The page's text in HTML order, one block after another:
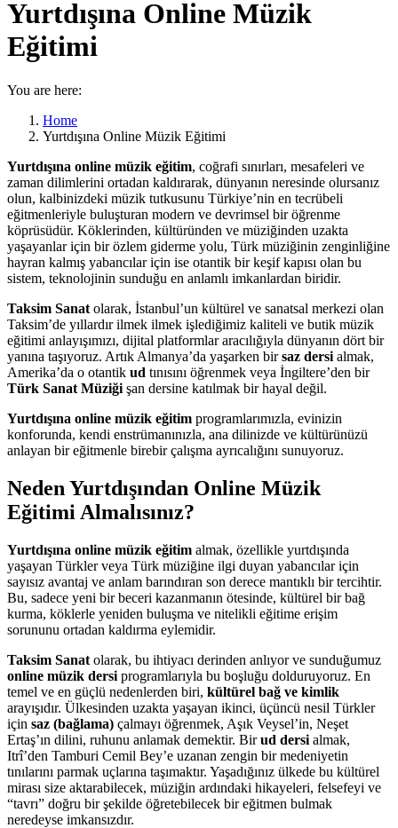
Yurtdışına Online Müzik
Eğitimi
You are here:
Home
Yurtdışına Online Müzik Eğitimi
Yurtdışına online müzik eğitim, coğrafi sınırları, mesafeleri ve
zaman dilimlerini ortadan kaldırarak, dünyanın neresinde olursanız
olun, kalbinizdeki müzik tutkusunu Türkiye’nin en tecrübeli
eğitmenleriyle buluşturan modern ve devrimsel bir öğrenme
köprüsüdür. Köklerinden, kültüründen ve müziğinden uzakta
yaşayanlar için bir özlem giderme yolu, Türk müziğinin zenginliğine
hayran kalmış yabancılar için ise otantik bir keşif kapısı olan bu
sistem, teknolojinin sunduğu en anlamlı imkanlardan biridir.
Taksim Sanat olarak, İstanbul’un kültürel ve sanatsal merkezi olan
Taksim’de yıllardır ilmek ilmek işlediğimiz kaliteli ve butik müzik
eğitimi anlayışımızı, dijital platformlar aracılığıyla dünyanın dört bir
yanına taşıyoruz. Artık Almanya’da yaşarken birsaz dersi almak,
Amerika’da o otantik ud tınısını öğrenmek veya İngiltere’den bir
Türk Sanat Müziği şan dersine katılmak bir hayal değil.
Yurtdışına online müzik eğitim programlarımızla, evinizin
konforunda, kendi enstrümanınızla, ana dilinizde ve kültürünüzü
anlayan bir eğitmenle birebir çalışma ayrıcalığını sunuyoruz.
Neden Yurtdışından Online Müzik
Eğitimi Almalısınız?
Yurtdışına online müzik eğitim almak, özellikle yurtdışında
yaşayan Türkler veya Türk müziğine ilgi duyan yabancılar için
sayısız avantaj ve anlam barındıran son derece mantıklı bir tercihtir.
Bu, sadece yeni bir beceri kazanmanın ötesinde, kültürel bir bağ
kurma, köklerle yeniden buluşma ve nitelikli eğitime erişim
sorununu ortadan kaldırma eylemidir.
Taksim Sanat olarak, bu ihtiyacı derinden anlıyor ve sunduğumuz
online müzik dersi programlarıyla bu boşluğu dolduruyoruz. En
temel ve en güçlü nedenlerden biri, kültürel bağ ve kimlik
arayışıdır. Ülkesinden uzakta yaşayan ikinci, üçüncü nesil Türkler
için saz (bağlama) çalmayı öğrenmek, Aşık Veysel’in, Neşet
Ertaş’ın dilini, ruhunu anlamak demektir. Birud dersi almak,
Itrî’den Tamburi Cemil Bey’e uzanan zengin bir medeniyetin
tınılarını parmak uçlarına taşımaktır. Yaşadığınız ülkede bu kültürel
mirası size aktarabilecek, müziğin ardındaki hikayeleri, felsefeyi ve
“tavrı” doğru bir şekilde öğretebilecek bir eğitmen bulmak
neredeyse imkansızdır.